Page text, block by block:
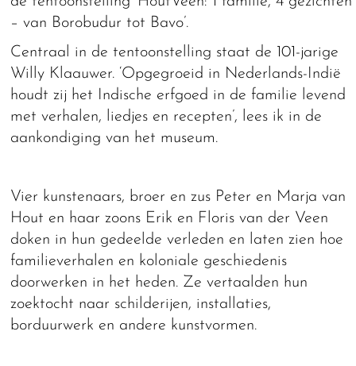
– van Borobudur tot Bavo’.
Centraal in de tentoonstelling staat de 101-jarige
Willy Klaauwer. ‘Opgegroeid in Nederlands-Indië
houdt zij het Indische erfgoed in de familie levend
met verhalen, liedjes en recepten’, lees ik in de
aankondiging van het museum.
Vier kunstenaars, broer en zus Peter en Marja van
Hout en haar zoons Erik en Floris van der Veen
doken in hun gedeelde verleden en laten zien hoe
familieverhalen en koloniale geschiedenis
doorwerken in het heden. Ze vertaalden hun
zoektocht naar schilderijen, installaties,
borduurwerk en andere kunstvormen.